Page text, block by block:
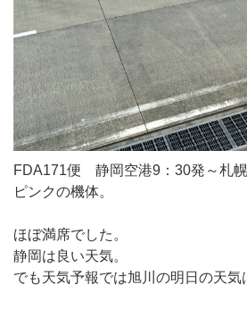
FDA171便 静岡空港9：30発～札
ピンクの機体。
ほぼ満席でした。
静岡は良い天気。
でも天気予報では旭川の明日の天気